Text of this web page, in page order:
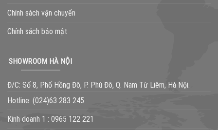
Chính sách vận chuyển
Chính sách bảo mật
SHOWROOM HÀ NỘI
Đ/C: Số 8, Phố Hồng Đô, P. Phú Đô, Q. Nam Từ Liêm, Hà Nội.
Hotline: (024)63 283 245
Kinh doanh 1 : 0965 122 221